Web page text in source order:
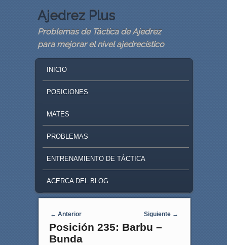
Ajedrez Plus
Problemas de Táctica de Ajedrez
para mejorar el nivel ajedrecístico
SKIP TO PRIMARY CONTENT
SKIP TO SECONDARY CONTENT
INICIO
POSICIONES
MATES
PROBLEMAS
ENTRENAMIENTO DE TÁCTICA
ACERCA DEL BLOG
Navegaci�n de entradas
← Anterior Siguiente →
Posición 235: Barbu –
Bunda